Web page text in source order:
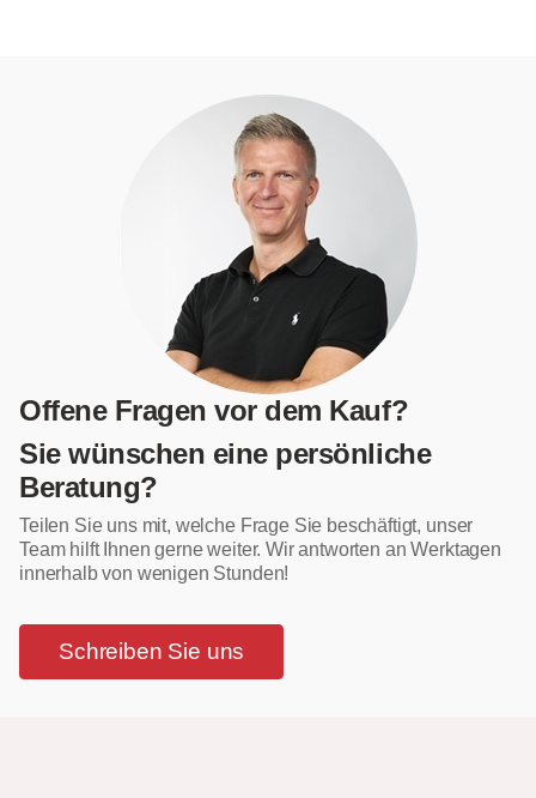
Offene Fragen vor dem Kauf?
Sie wünschen eine persönliche
Beratung?
Teilen Sie uns mit, welche Frage Sie beschäftigt, unser
Team hilft Ihnen gerne weiter. Wir antworten an Werktagen
innerhalb von wenigen Stunden!
Schreiben Sie uns